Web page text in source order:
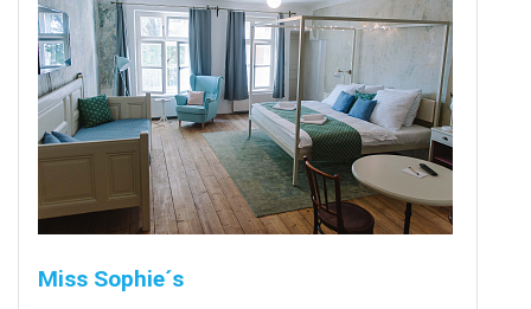
Miss Sophie´s